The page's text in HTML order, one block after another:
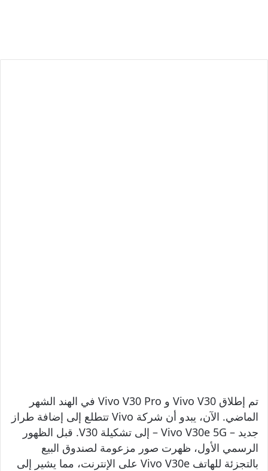
تم إطلاق Vivo V30 و Vivo V30 Pro في الهند الشهر
الماضي. الآن، يبدو أن شركة Vivo تتطلع إلى إضافة طراز
جديد – Vivo V30e 5G – إلى تشكيلة V30. قبل الظهور
الرسمي الأول، ظهرت صور مزعومة لصندوق البيع
بالتجزئة للهاتف Vivo V30e على الإنترنت، مما يشير إلى